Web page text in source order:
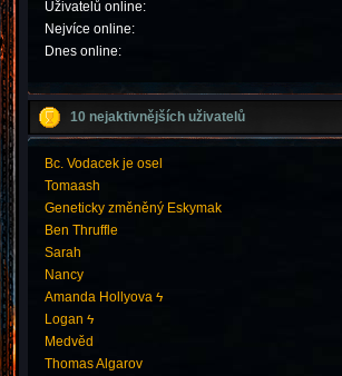
Uživatelů online:
Nejvíce online:
Dnes online:
10 nejaktivnějších uživatelů
Bc. Vodacek je osel
Tomaash
Geneticky změněný Eskymak
Ben Thruffle
Sarah
Nancy
Amanda Hollyova ϟ
Logan ϟ
Medvěd
Thomas Algarov